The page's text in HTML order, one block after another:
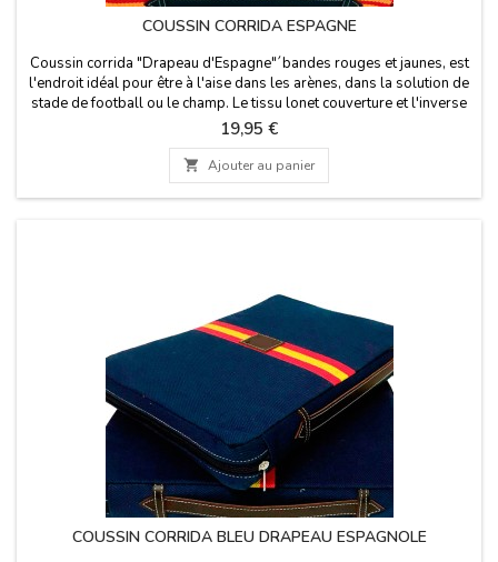
COUSSIN CORRIDA ESPAGNE
Coussin corrida "Drapeau d'Espagne"´bandes rouges et jaunes, est
l'endroit idéal pour être à l'aise dans les arènes, dans la solution de
stade de football ou le champ. Le tissu lonet couverture et l'inverse
est en cuirette rouge, a une poignée en cuir et fermeture éclair. Nous
vous garantissons les meilleurs matériaux de qualité. Fabriqué en
Espagne.
Prix
19,95 €
 Ajouter au panier
COUSSIN CORRIDA BLEU DRAPEAU ESPAGNOLE